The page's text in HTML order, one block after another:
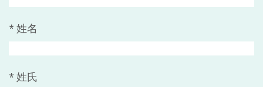
* 姓名
* 姓氏